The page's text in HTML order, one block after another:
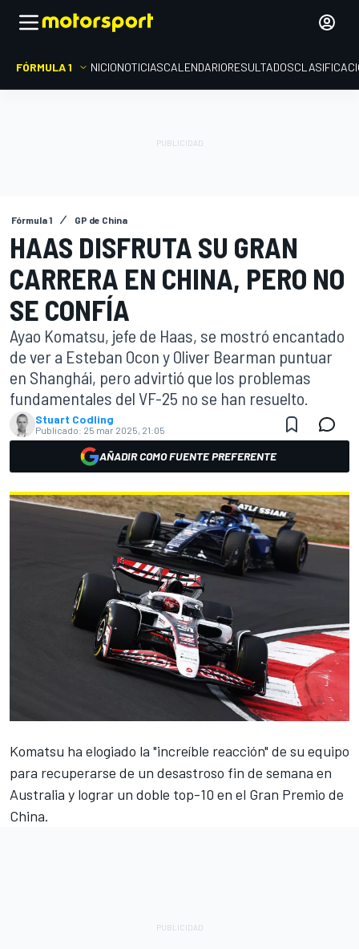
FÓRMULA 1 INICIONOTICIASCALENDARIORESULTADOS
Fórmula 1 GP de China
HAAS DISFRUTA SU GRAN
CARRERA EN CHINA, PERO NO
SE CONFÍA
Ayao Komatsu, jefe de Haas, se mostró encantado
de ver a Esteban Ocon y Oliver Bearman puntuar
en Shanghái, pero advirtió que los problemas
fundamentales del VF-25 no se han resuelto.
Stuart Codling
Publicado: 25 mar 2025, 21:05
AÑADIR COMO FUENTE PREFERENTE
Komatsu ha elogiado la "increíble reacción" de su equipo
para recuperarse de un desastroso fin de semana en
Australia y lograr un doble top-10 en el Gran Premio de
China.